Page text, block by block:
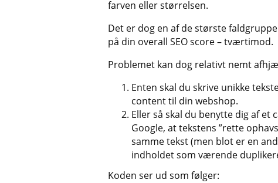
farven eller størrelsen.
Det er dog en af de største
på din overall SEO score – tværtimod.
Problemet kan dog relativt nemt
Enten skal du skrive unikke
content til din webshop.
Eller så skal du benytte dig af
Google, at tekstens ”rette
samme tekst (men blot er en
indholdet som værende
Koden ser ud som følger: